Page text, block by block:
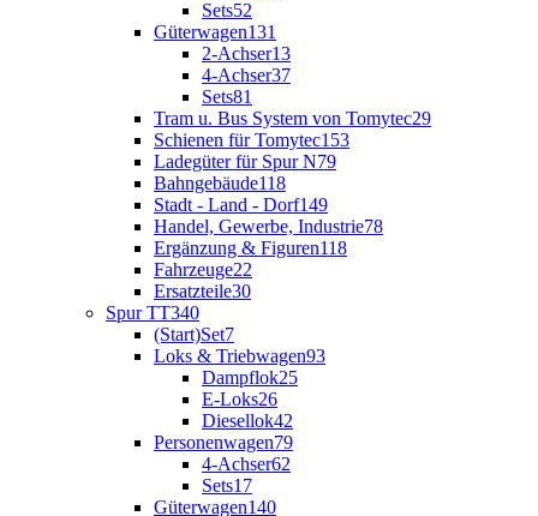
Sets52
Güterwagen131
2-Achser13
4-Achser37
Sets81
Tram u. Bus System von Tomytec29
Schienen für Tomytec153
Ladegüter für Spur N79
Bahngebäude118
Stadt - Land - Dorf149
Handel, Gewerbe, Industrie78
Ergänzung & Figuren118
Fahrzeuge22
Ersatzteile30
Spur TT340
(Start)Set7
Loks & Triebwagen93
Dampflok25
E-Loks26
Diesellok42
Personenwagen79
4-Achser62
Sets17
Güterwagen140